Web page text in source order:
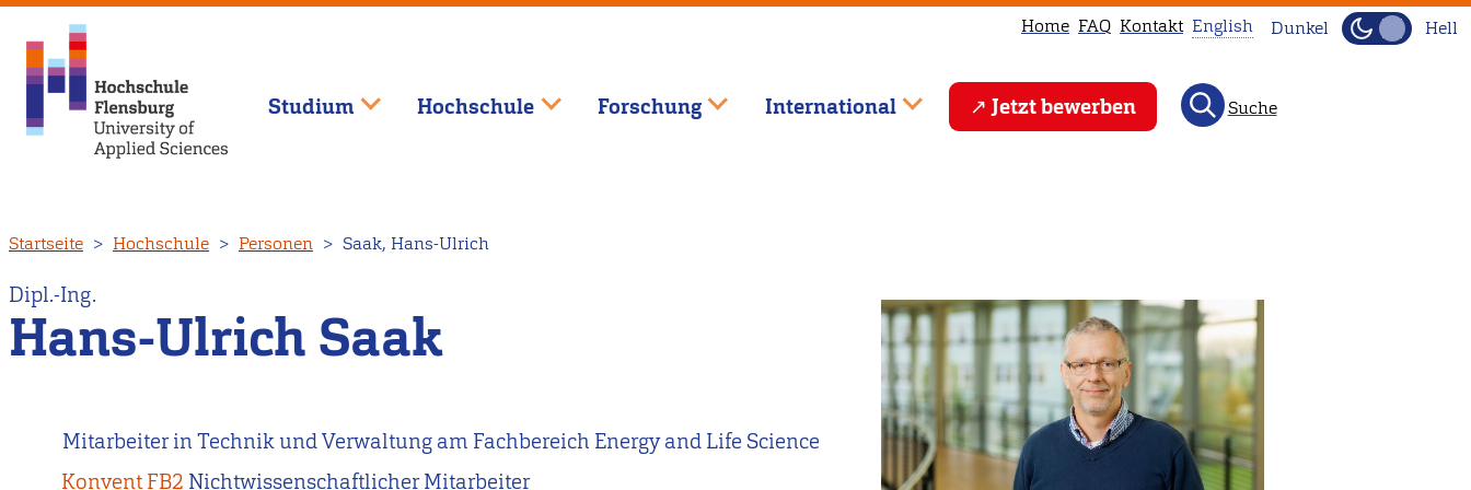
zum
Inhalt
Home FAQ Kontakt
This
page
Head
to
our
English
main
page
English Dunkel Hell
Studium Hochschule Forschung International Jetzt bewerben Suche
Startseite Hochschule Personen Saak, Hans-Ulrich
Dipl.-Ing.
Hans-Ulrich Saak
Mitarbeiter in Technik und Verwaltung am Fachbereich Energy and Life Science
Konvent FB2 Nichtwissenschaftlicher Mitarbeiter